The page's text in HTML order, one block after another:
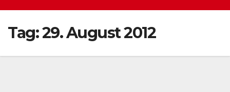
Tag:29. August 2012